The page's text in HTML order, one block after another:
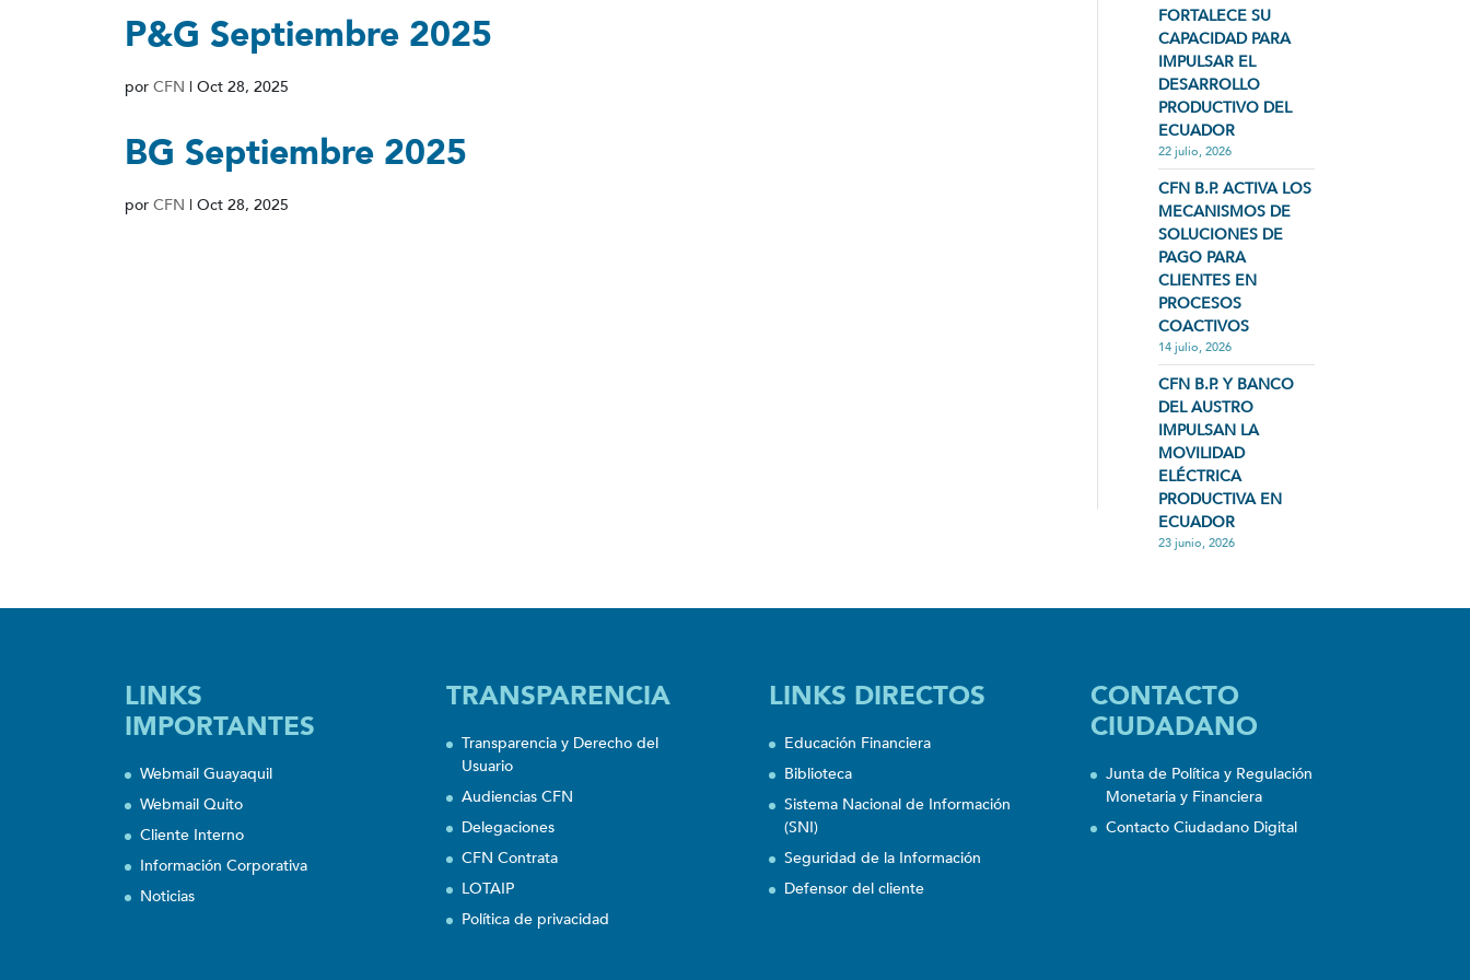
P&G Septiembre 2025
por CFN | Oct 28, 2025
BG Septiembre 2025
por CFN | Oct 28, 2025
FORTALECE SU
CAPACIDAD PARA
IMPULSAR EL
DESARROLLO
PRODUCTIVO DEL
ECUADOR
22 julio, 2026
CFN B.P. ACTIVA LOS
MECANISMOS DE
SOLUCIONES DE
PAGO PARA
CLIENTES EN
PROCESOS
COACTIVOS
14 julio, 2026
CFN B.P. Y BANCO
DEL AUSTRO
IMPULSAN LA
MOVILIDAD
ELÉCTRICA
PRODUCTIVA EN
ECUADOR
23 junio, 2026
LINKS
IMPORTANTES
Webmail Guayaquil
Webmail Quito
Cliente Interno
Información Corporativa
Noticias
TRANSPARENCIA
Transparencia y Derecho del
Usuario
Audiencias CFN
Delegaciones
CFN Contrata
LOTAIP
Política de privacidad
LINKS DIRECTOS
Educación Financiera
Biblioteca
Sistema Nacional de Información
(SNI)
Seguridad de la Información
Defensor del cliente
CONTACTO
CIUDADANO
Junta de Política y Regulación
Monetaria y Financiera
Contacto Ciudadano Digital